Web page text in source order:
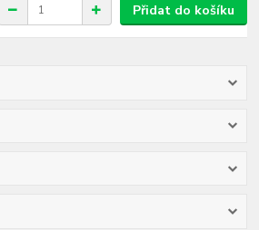
Přidat do košíku